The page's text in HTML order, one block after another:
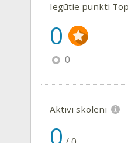
Iegūtie punkti Top
0
0
Aktīvi skolēni
0